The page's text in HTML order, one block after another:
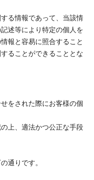
る情報であって、当該情
述等により特定の個人を
報と容易に照合すること
ることができることとな
をされた際にお客様の個
上、適法かつ公正な手段
通りです。